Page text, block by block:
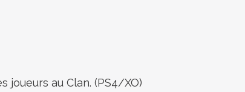
au Clan. (PS4/XO)